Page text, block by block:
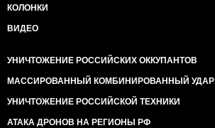
КОЛОНКИ
ВИДЕО
УНИЧТОЖЕНИЕ РОССИЙСКИХ ОККУПАНТОВ
МАССИРОВАННЫЙ КОМБИНИРОВАННЫЙ УДАР
УНИЧТОЖЕНИЕ РОССИЙСКОЙ ТЕХНИКИ
АТАКА ДРОНОВ НА РЕГИОНЫ РФ